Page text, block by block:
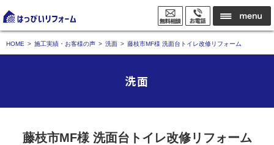
HOME 施工実績・お客様の声 洗面 藤枝市MF様 洗面台トイレ改修リフォーム
洗面
藤枝市MF様 洗面台トイレ改修リフォーム